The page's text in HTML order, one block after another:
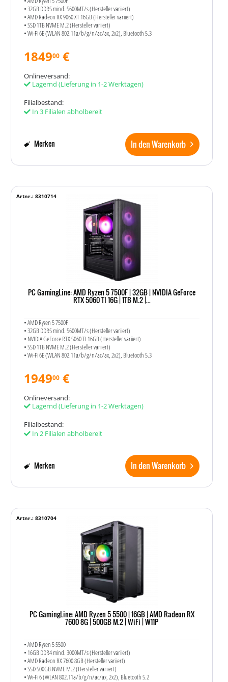
• 32GB DDR5 mind. 5600MT/s (Hersteller variiert)
• AMD Radeon RX 9060 XT 16GB (Hersteller variiert)
• SSD 1TB NVME M.2 (Hersteller variiert)
• Wi-Fi 6E (WLAN 802.11a/​b/​g/​n/​ac/​ax, 2x2), Bluetooth 5.3
184900 €
Onlineversand:
Lagernd (Lieferung in 1-2 Werktagen)
Filialbestand:
In 3 Filialen abholbereit
In den Warenkorb
Merken
PC GamingLine: AMD Ryzen 5 7500F | 32GB | NVIDIA GeForce
RTX 5060 TI 16G | 1TB M.2 |...
• AMD Ryzen 5 7500F
• 32GB DDR5 mind. 5600MT/s (Hersteller variiert)
• NVIDIA GeForce RTX 5060 TI 16GB (Hersteller variiert)
• SSD 1TB NVME M.2 (Hersteller variiert)
• Wi-Fi 6E (WLAN 802.11a/​b/​g/​n/​ac/​ax, 2x2), Bluetooth 5.3
Artnr.: 8310714
194900 €
Onlineversand:
Lagernd (Lieferung in 1-2 Werktagen)
Filialbestand:
In 2 Filialen abholbereit
In den Warenkorb
Merken
PC GamingLine: AMD Ryzen 5 5500 | 16GB | AMD Radeon RX
7600 8G | 500GB M.2 | WiFi | W11P
• AMD Ryzen 5 5500
• 16GB DDR4 mind. 3000MT/s (Hersteller variiert)
• AMD Radeon RX 7600 8GB (Hersteller variiert)
• SSD 500GB NVME M.2 (Hersteller variiert)
• Wi-Fi 6 (WLAN 802.11a/​b/​g/​n/​ac/​ax, 2x2), Bluetooth 5.2
Artnr.: 8310704